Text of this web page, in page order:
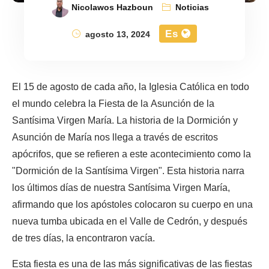
Nicolawos Hazboun
Noticias
agosto 13, 2024
Es
El 15 de agosto de cada año, la Iglesia Católica en todo
el mundo celebra la Fiesta de la Asunción de la
Santísima Virgen María. La historia de la Dormición y
Asunción de María nos llega a través de escritos
apócrifos, que se refieren a este acontecimiento como la
"Dormición de la Santísima Virgen". Esta historia narra
los últimos días de nuestra Santísima Virgen María,
afirmando que los apóstoles colocaron su cuerpo en una
nueva tumba ubicada en el Valle de Cedrón, y después
de tres días, la encontraron vacía.
Esta fiesta es una de las más significativas de las fiestas